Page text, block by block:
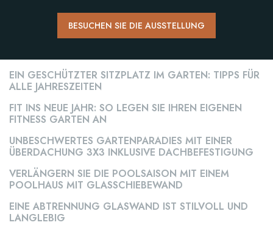
BESUCHEN SIE DIE AUSSTELLUNG
TERRASSENÜBERDACHUNG
EIN GESCHÜTZTER SITZPLATZ IM GARTEN: TIPPS FÜR
ALLE JAHRESZEITEN
GARTENZIMMER
FIT INS NEUE JAHR: SO LEGEN SIE IHREN EIGENEN
FITNESS GARTEN AN
UNBESCHWERTES GARTENPARADIES MIT EINER
ÜBERDACHUNG 3X3 INKLUSIVE DACHBEFESTIGUNG
VERLÄNGERN SIE DIE POOLSAISON MIT EINEM
POOLHAUS MIT GLASSCHIEBEWAND
EINE ABTRENNUNG GLASWAND IST STILVOLL UND
LANGLEBIG